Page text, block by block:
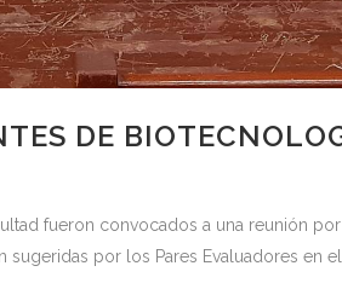
DE
fueron convocados a una reunión
por los Pares Evaluadores en